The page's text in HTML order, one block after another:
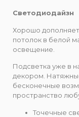
Светодиодайзн
Хорошо
потолок в белой
освещение.
Подсветка уже в
декором.
бесконечные
пространство
Точечные